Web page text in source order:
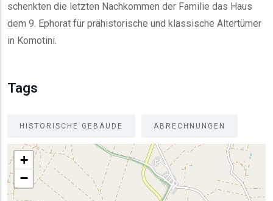
schenkten die letzten Nachkommen der Familie das Haus
dem 9. Ephorat für prähistorische und klassische Altertümer
in Komotini.
Tags
HISTORISCHE GEBÄUDE ABRECHNUNGEN
+
−